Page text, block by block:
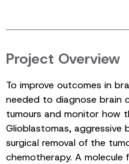
Project Overview
To improve outcomes in
needed to diagnose brain
tumours and monitor how
Glioblastomas, aggressive
surgical removal of the
chemotherapy. A